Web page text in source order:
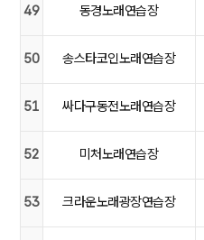
49 동경노래연습장
50 송스타코인노래연습장
51 싸다구동전노래연습장
52 미처노래연습장
53 크라운노래광장연습장